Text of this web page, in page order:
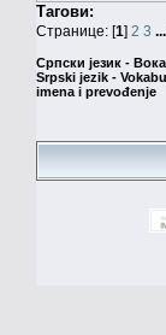
Тагови:
Странице: [1] 2 3 ...
Српски језик -
Srpski jezik -
imena i prevođenje